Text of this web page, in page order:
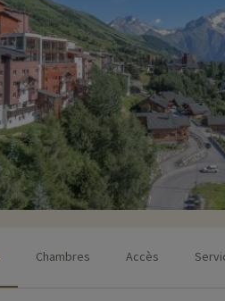
Chambres Accès